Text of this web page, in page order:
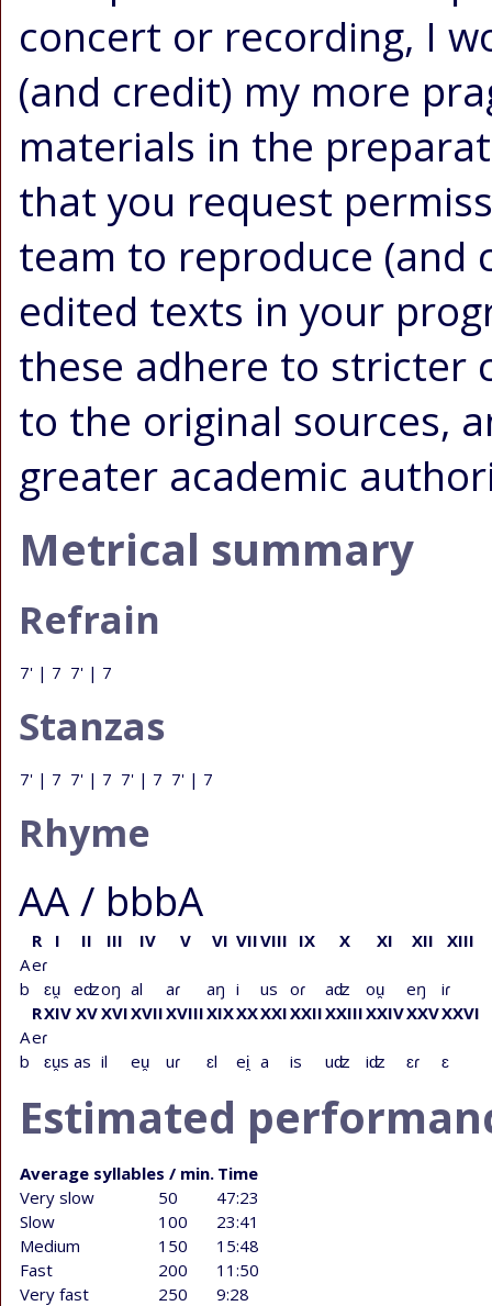
concert or recording, I
(and credit) my more
materials in the
that you request
team to reproduce (and
edited texts in your
these adhere to stricter
to the original sources,
greater academic
Metrical summary
Refrain
7' | 7 7' | 7
Stanzas
7' | 7 7' | 7 7' | 7 7' | 7
Rhyme
AA / bbbA
R I II III IV V VI VIIVIII IX X XI XII
XIII
Aeɾ
b
ɛu̯ eʣoŋ al aɾ aŋ i us oɾ aʣ ou̯ eŋ
iɾ
RXIV XVXVIXVIIXVIIIXIXXXXXIXXIIXXIIIXXIVXXVXXVI
Aeɾ
b
ɛu̯s as il eu̯ uɾ ɛl ei̯ a is uʣ iʣ ɛɾ ɛ
Estimated
Average syllables / min. Time
Very slow
50
47:23
Slow
100
23:41
Medium
150
15:48
Fast
200
11:50
Very fast
250 9:28